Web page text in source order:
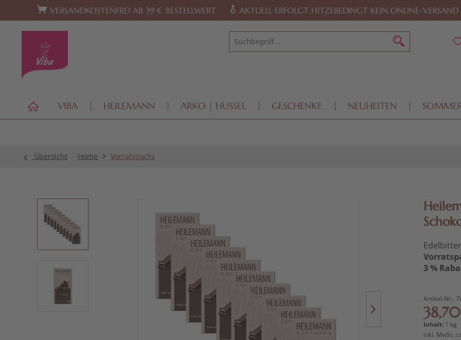
Zur Hauptnavigation springen Zum Footer springen
VERSANDKOSTENFREI AB 39 € BESTELLWERT AKTUELL ERFOLGT HITZEBEDINGT KEIN ONLINE-VERSAND
VIBA HEILEMANN ARKO | HUSSEL GESCHENKE NEUHEITEN
Übersicht Home Vorratspacks
3 %
Artikel-Nr.:
Inhalt: 1 kg
inkl. MwSt.